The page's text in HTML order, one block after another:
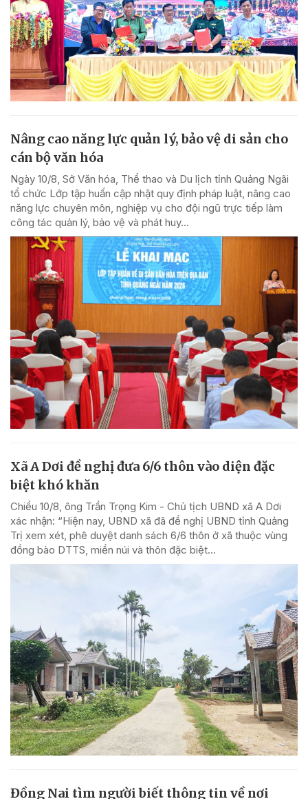
Nâng cao năng lực quản lý, bảo vệ di sản cho
cán bộ văn hóa
Ngày 10/8, Sở Văn hóa, Thể thao và Du lịch tỉnh Quảng Ngãi
tổ chức Lớp tập huấn cập nhật quy định pháp luật, nâng cao
năng lực chuyên môn, nghiệp vụ cho đội ngũ trực tiếp làm
công tác quản lý, bảo vệ và phát huy...
Xã A Dơi đề nghị đưa 6/6 thôn vào diện đặc
biệt khó khăn
Chiều 10/8, ông Trần Trọng Kim - Chủ tịch UBND xã A Dơi
xác nhận: “Hiện nay, UBND xã đã đề nghị UBND tỉnh Quảng
Trị xem xét, phê duyệt danh sách 6/6 thôn ở xã thuộc vùng
đồng bào DTTS, miền núi và thôn đặc biệt...
Đồng Nai tìm người biết thông tin về nơi